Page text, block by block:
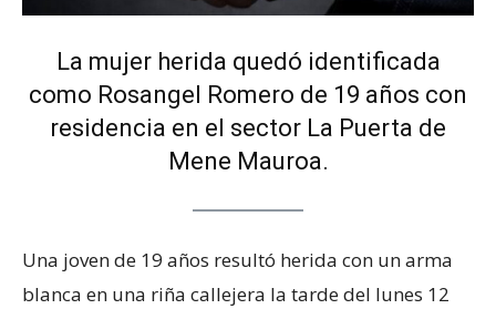
La mujer herida quedó identificada
como Rosangel Romero de 19 años con
residencia en el sector La Puerta de
Mene Mauroa.
Una joven de 19 años resultó herida con un arma
blanca en una riña callejera la tarde del lunes 12